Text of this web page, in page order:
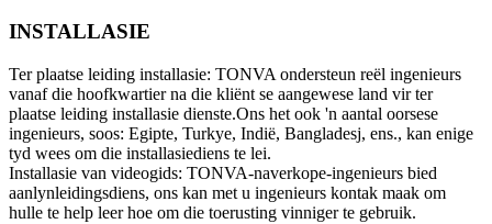
INSTALLASIE
Ter plaatse leiding installasie: TONVA ondersteun reël ingenieurs
vanaf die hoofkwartier na die kliënt se aangewese land vir ter
plaatse leiding installasie dienste.Ons het ook 'n aantal oorsese
ingenieurs, soos: Egipte, Turkye, Indië, Bangladesj, ens., kan enige
tyd wees om die installasiediens te lei.
Installasie van videogids: TONVA-naverkope-ingenieurs bied
aanlynleidingsdiens, ons kan met u ingenieurs kontak maak om
hulle te help leer hoe om die toerusting vinniger te gebruik.